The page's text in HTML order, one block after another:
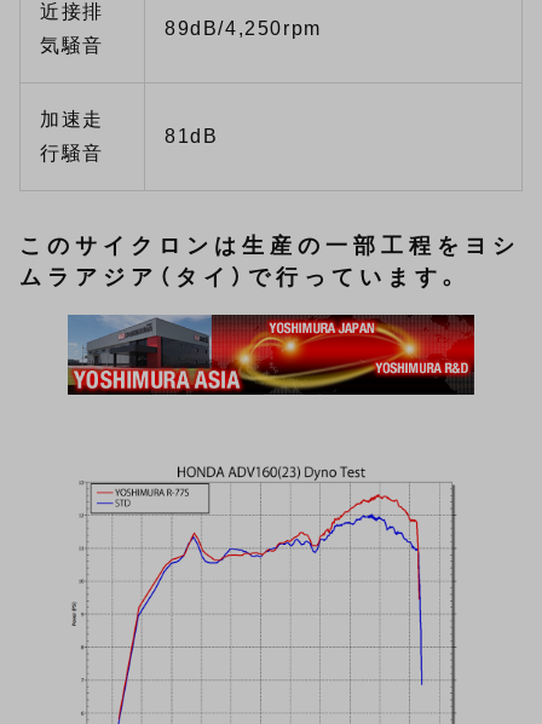
近接排
気騒音
89dB/4,250rpm
加速走
行騒音
81dB
このサイクロンは生産の一部工程をヨシ
ムラアジア（タイ）で行っています。